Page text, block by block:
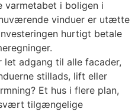
i boligen i
vinduer er utætte
hurtigt betale
let adgang til alle facader,
stillads, lift eller
Et hus i flere plan,
tilgængelige